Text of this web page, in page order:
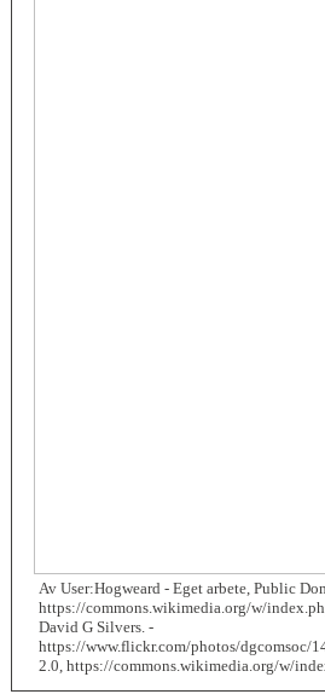
Av User:Hogweard - Eget arbete, Public
https://commons.wikimedia.org/w/
David G Silvers. -
https://www.flickr.com/photos/dgcomsoc/
2.0, https://commons.wikimedia.org/w/